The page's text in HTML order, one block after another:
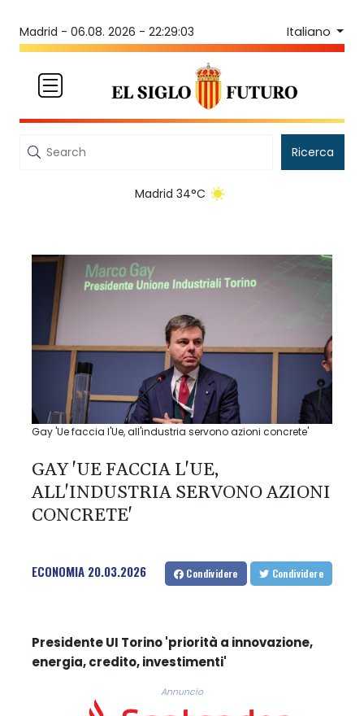
Madrid - 06.08. 2026 - 22:29:03 Italiano
Ricerca
Madrid 34°C
Gay 'Ue faccia l'Ue, all'industria servono azioni concrete'
GAY 'UE FACCIA L'UE,
ALL'INDUSTRIA SERVONO AZIONI
CONCRETE'
ECONOMIA 20.03.2026 Condividere Condividere
Presidente UI Torino 'priorità a innovazione,
energia, credito, investimenti'
Annuncio